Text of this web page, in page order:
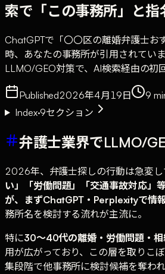
索で「この事務所」と指
ChatGPTで「〇〇区の離婚弁護士お
時、あなたの事務所が引用されてい
LLMO/GEO対策で、AI検索経由の初
Published2026年4月19日 9
Index·9セクション
弁護士業界でLLMO/
2026年、弁護士探しの行動は急変し
い」「労働問題」「交通事故対応」
が、まずChatGPT・Perplexityで情
務所名を検討する流れが主流に。
特に30〜40代の離婚・労働問題・相
用が広がっており、この層を取りこ
集段階で他事務所に検討候補を奪われ